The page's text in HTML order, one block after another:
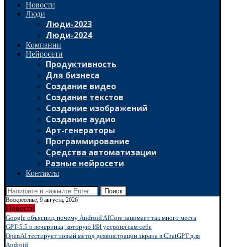
Новости
Люди
Люди-2023
Люди-2024
Компании
Нейросети
Продуктивность
Для бизнеса
Создание видео
Создание текстов
Создание изображений
Создание аудио
Арт-генераторы
Программирование
Средства автоматизации
Разные нейросети
Контакты
Поиск
Воскресенье, 9 августа, 2026
Новости
Google объяснил, почему Android AICore занимает так много места
GPT-5.5 и вечеринка, которую ИИ устроил сам себе
OpenAI тестирует новый метод демонстрации экрана в ChatGPT для
Android